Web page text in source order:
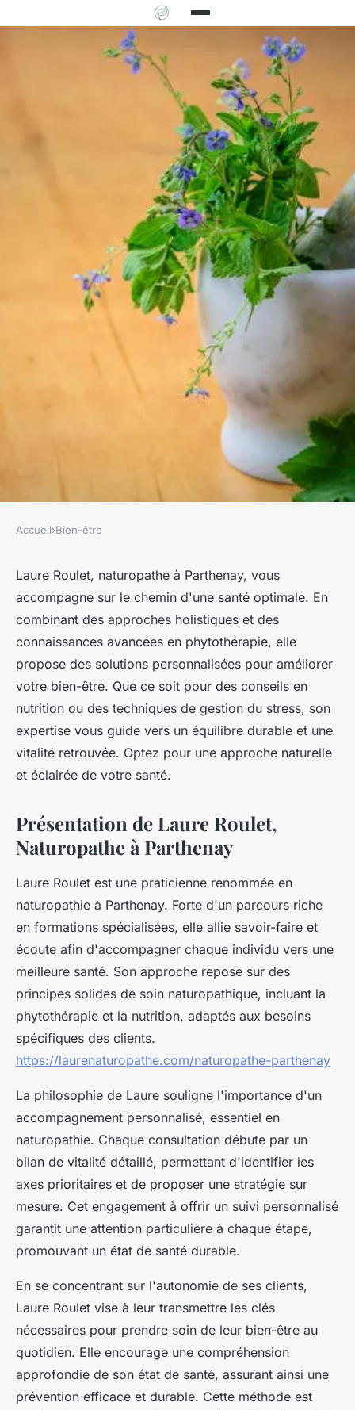
Laure roulet : votre
naturopathe à parthenay pour
une santé optimale
Zélie•14 mars 2025•3 min de lecture
Accueil›Bien-être
Laure Roulet, naturopathe à Parthenay, vous
accompagne sur le chemin d'une santé optimale. En
combinant des approches holistiques et des
connaissances avancées en phytothérapie, elle
propose des solutions personnalisées pour améliorer
votre bien-être. Que ce soit pour des conseils en
nutrition ou des techniques de gestion du stress, son
expertise vous guide vers un équilibre durable et une
vitalité retrouvée. Optez pour une approche naturelle
et éclairée de votre santé.
Présentation de Laure Roulet,
Naturopathe à Parthenay
Laure Roulet est une praticienne renommée en
naturopathie à Parthenay. Forte d'un parcours riche
en formations spécialisées, elle allie savoir-faire et
écoute afin d'accompagner chaque individu vers une
meilleure santé. Son approche repose sur des
principes solides de soin naturopathique, incluant la
phytothérapie et la nutrition, adaptés aux besoins
spécifiques des clients.
https://laurenaturopathe.com/naturopathe-parthenay
La philosophie de Laure souligne l'importance d'un
accompagnement personnalisé, essentiel en
naturopathie. Chaque consultation débute par un
bilan de vitalité détaillé, permettant d'identifier les
axes prioritaires et de proposer une stratégie sur
mesure. Cet engagement à offrir un suivi personnalisé
garantit une attention particulière à chaque étape,
promouvant un état de santé durable.
En se concentrant sur l'autonomie de ses clients,
Laure Roulet vise à leur transmettre les clés
nécessaires pour prendre soin de leur bien-être au
quotidien. Elle encourage une compréhension
approfondie de son état de santé, assurant ainsi une
prévention efficace et durable. Cette méthode est